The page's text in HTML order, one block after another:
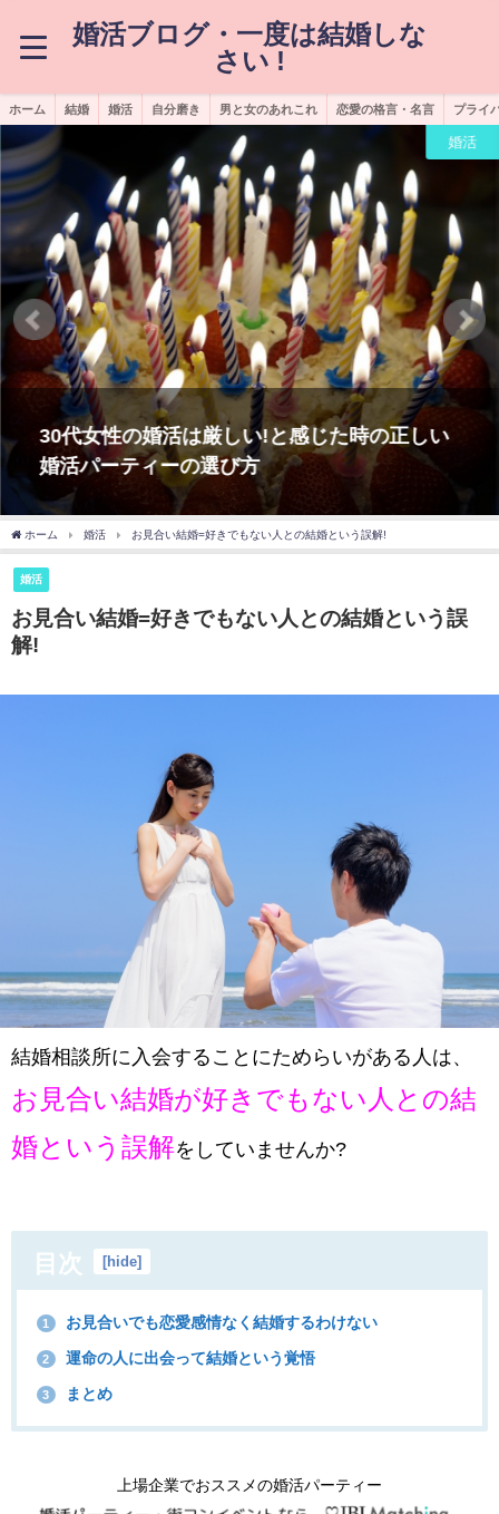
婚活ブログ・一度は結婚しな
さい !
ホーム 結婚 婚活 自分磨き 男と女のあれこれ 恋愛の格言・名言 プライ
婚活
30代女性の婚活は厳しい!と感じた時の正しい
婚活パーティーの選び方
ホーム 婚活 お見合い結婚=好きでもない人との結婚という誤解!
婚活
お見合い結婚=好きでもない人との結婚という誤
解!
結婚相談所に入会することにためらいがある人は、
お見合い結婚が好きでもない人との結
婚という誤解をしていませんか?
目次 [hide]
1 お見合いでも恋愛感情なく結婚するわけない
2 運命の人に出会って結婚という覚悟
3 まとめ
上場企業でおススメの婚活パーティー